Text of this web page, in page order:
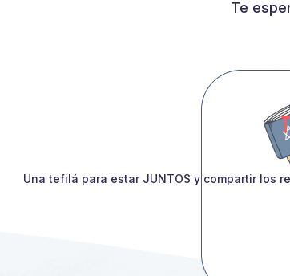
Te
Una tefilá para estar JUNTOS y compartir los